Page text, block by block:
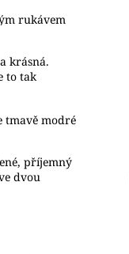
rukávem
krásná.
to tak
tmavě modré
příjemný
dvou